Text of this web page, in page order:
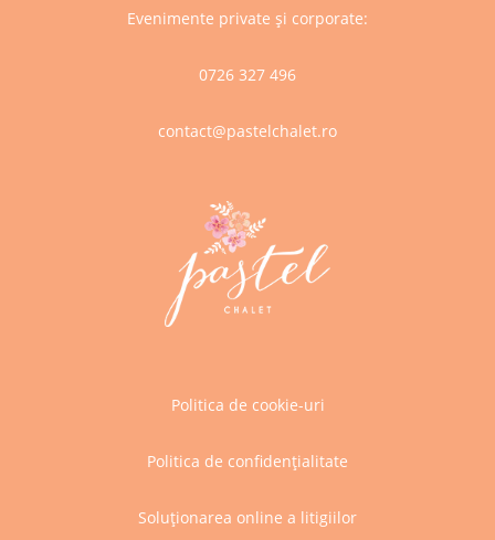
Evenimente private și corporate:
0726 327 496
contact@pastelchalet.ro
Politica de cookie-uri
Politica de confidențialitate
Soluționarea online a litigiilor